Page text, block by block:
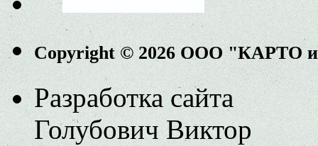
Copyright © 2026 ООО "КАРТО
Разработка сайта
Голубович Виктор